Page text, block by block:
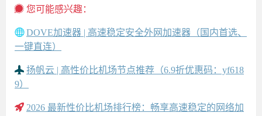
您可能感兴趣：
DOVE加速器 | 高速稳定安全外网加速器（国内首选、
一键直连）
扬帆云 | 高性价比机场节点推荐（6.9折优惠码：yf618
9）
2026 最新性价比机场排行榜：畅享高速稳定的网络加